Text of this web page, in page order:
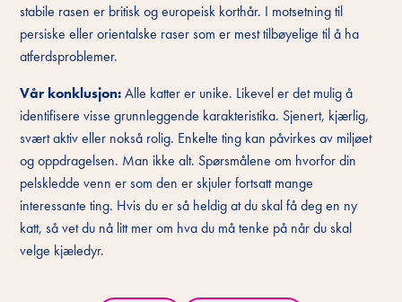
stabile rasen er britisk og europeisk korthår. I motsetning til
persiske eller orientalske raser som er mest tilbøyelige til å ha
atferdsproblemer.
Vår konklusjon:Alle katter er unike. Likevel er det mulig å
identifisere visse grunnleggende karakteristika. Sjenert, kjærlig,
svært aktiv eller nokså rolig. Enkelte ting kan påvirkes av miljøet
og oppdragelsen. Man ikke alt. Spørsmålene om hvorfor din
pelskledde venn er som den er skjuler fortsatt mange
interessante ting. Hvis du er så heldig at du skal få deg en ny
katt, så vet du nå litt mer om hva du må tenke på når du skal
velge kjæledyr.